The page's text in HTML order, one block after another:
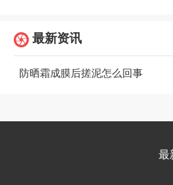
最新资讯
防晒霜成膜后搓泥怎么回事
最